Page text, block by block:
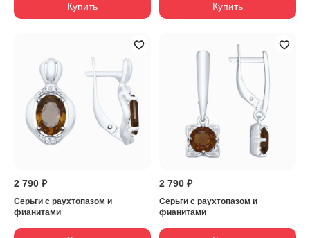
Купить Купить
2 790 ₽
Серьги с раухтопазом и
фианитами
2 790 ₽
Серьги с раухтопазом и
фианитами